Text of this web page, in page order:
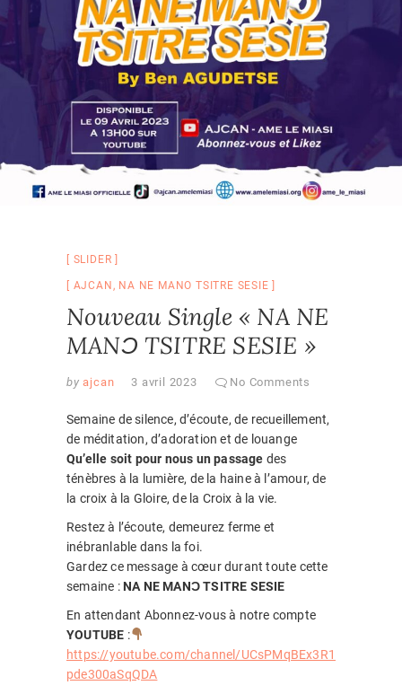
SLIDER
AJCAN, NA NE MANO TSITRE SESIE
Nouveau Single « NA NE
MANƆ TSITRE SESIE »
by ajcan 3 avril 2023 No Comments
Semaine de silence, d’écoute, de recueillement,
de méditation, d’adoration et de louange
Qu’elle soit pour nous un passage des
ténèbres à la lumière, de la haine à l’amour, de
la croix à la Gloire, de la Croix à la vie.
Restez à l’écoute, demeurez ferme et
inébranlable dans la foi.
Gardez ce message à cœur durant toute cette
semaine :NA NE MANƆ TSITRE SESIE
En attendant Abonnez-vous à notre compte
YOUTUBE :
https://youtube.com/channel/UCsPMqBEx3R1
pde300aSqQDA